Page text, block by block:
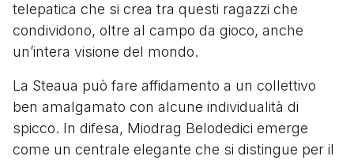
telepatica che si crea tra questi ragazzi che
condividono, oltre al campo da gioco, anche
un’intera visione del mondo.
La Steaua può fare affidamento a un collettivo
ben amalgamato con alcune individualità di
spicco. In difesa, Miodrag Belodedici emerge
come un centrale elegante che si distingue per il